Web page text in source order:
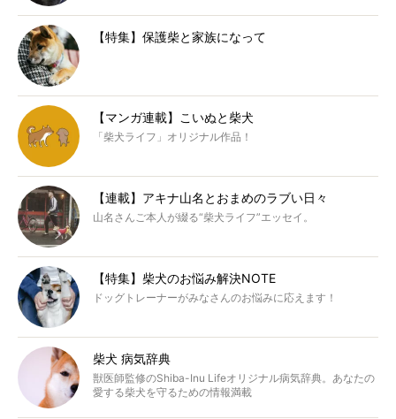
【特集】保護柴と家族になって
【マンガ連載】こいぬと柴犬
「柴犬ライフ」オリジナル作品！
【連載】アキナ山名とおまめのラブい日々
山名さんご本人が綴る“柴犬ライフ”エッセイ。
【特集】柴犬のお悩み解決NOTE
ドッグトレーナーがみなさんのお悩みに応えます！
柴犬 病気辞典
獣医師監修のShiba-Inu Lifeオリジナル病気辞典。あなたの
愛する柴犬を守るための情報満載